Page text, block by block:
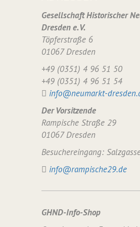
Gesellschaft Historischer
Dresden e. V.
Töpferstraße 6
01067 Dresden
+49 (0351) 4 96 51 50
+49 (0351) 4 96 51 54
info@neumarkt-
Der Vorsitzende
Rampische Straße 29
01067 Dresden
Besuchereingang:
info@rampische29.de
GHND-Info-Shop